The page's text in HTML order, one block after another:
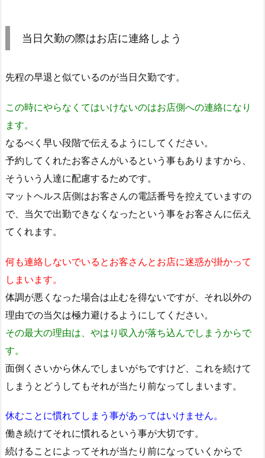
当日欠勤の際はお店に連絡しよう
先程の早退と似ているのが当日欠勤です。
この時にやらなくてはいけないのはお店側への連絡になり
ます。
なるべく早い段階で伝えるようにしてください。
予約してくれたお客さんがいるという事もありますから、
そういう人達に配慮するためです。
マットヘルス店側はお客さんの電話番号を控えていますの
で、当欠で出勤できなくなったという事をお客さんに伝え
てくれます。
何も連絡しないでいるとお客さんとお店に迷惑が掛かって
しまいます。
体調が悪くなった場合は止むを得ないですが、それ以外の
理由での当欠は極力避けるようにしてください。
その最大の理由は、やはり収入が落ち込んでしまうからで
す。
面倒くさいから休んでしまいがちですけど、これを続けて
しまうとどうしてもそれが当たり前なってしまいます。
休むことに慣れてしまう事があってはいけません。
働き続けてそれに慣れるという事が大切です。
続けることによってそれが当たり前になっていくからで